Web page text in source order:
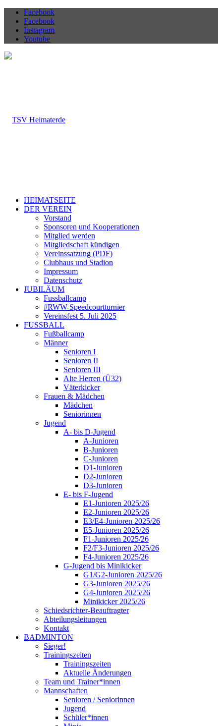
Facebook
Facebook
Instagram
Youtube
HEIMATSEITE
DER VEREIN
Vorstand
Sponsoren und Kooperationen
Mitglied werden
Mitgliedschaft kündigen
Vereinssatzung (PDF)
Clubhaus und Stadion
Impressum
Datenschutz
JUBILÄUM
Fussballcamp
#RWW-Speedcourtturnier
Vereinsfest 5. Juli 2025
FUSSBALL
Fußballcamp
Männer
Senioren I
Senioren II
Senioren III
Alte Herren (Ü32)
Väterkicker
Frauen & Mädchen
Mädchen
Seniorinnen
Jugend
A- bis D-Jugend
A-Junioren
B-Junioren
C-Junioren
D1-Junioren
D2-Junioren
D3-Junioren
E- bis F-Jugend
E1-Junioren 2025/26
E2-Junioren 2025/26
E3/E4-Junioren 2025/26
E5-Junioren 2025/26
F1-Junioren 2025/26
F2/F3-Junioren 2025/26
F4-Junioren 2025/26
G-Jugend bis Minikicker
G1/G2-Junioren 2025/26
G3-Junioren 2025/26
G4-Junioren 2025/26
Minikicker 2025/26
Schiedsrichter-Beauftragter
Abteilungsleitungen
Kontakt
BADMINTON
Sieger!
Trainingszeiten
Trainingszeiten
Aktuelle Änderungen
Team und Trainer*innen
Mannschaften
Senioren / Seniorinnen
Jugend
Schüler*innen